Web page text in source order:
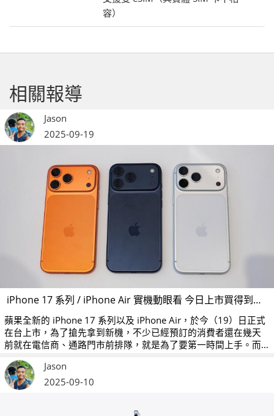
容）
相關報導
Jason
2025-09-19
iPhone 17 系列 / iPhone Air 實機動眼看 今日上市買得到現貨嗎？
蘋果全新的 iPhone 17 系列以及 iPhone Air，於今（19）日正式
在台上市，為了搶先拿到新機，不少已經預訂的消費者還在幾天
前就在電信商、通路門市前排隊，就是為了要第一時間上手。而
如果你是在預訂時沒有搶到今天第一波發貨的朋友，在今天能不
能買到現貨呢？
Jason
2025-09-10